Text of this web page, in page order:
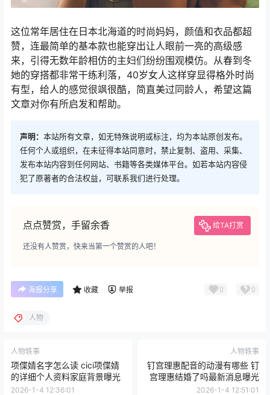
这位常年居住在日本北海道的时尚妈妈，颜值和衣品都超
赞，连最简单的基本款也能穿出让人眼前一亮的高级感
来，引得无数年龄相仿的主妇们纷纷围观模仿。从春到冬
她的穿搭都非常干练利落，40岁女人这样穿显得格外时尚
有型，给人的感觉很飒很酷，简直美过同龄人，希望这篇
文章对你有所启发和帮助。
声明： 本站所有文章，如无特殊说明或标注，均为本站原创发布。
任何个人或组织，在未征得本站同意时，禁止复制、盗用、采集、
发布本站内容到任何网站、书籍等各类媒体平台。如若本站内容侵
犯了原著者的合法权益，可联系我们进行处理。
点点赞赏，手留余香 给TA打赏
还没有人赞赏，快来当第一个赞赏的人吧！
海报分享 收藏 举报 0 0
人物
人物轶事
项偞婧名字怎么读 cici项偞婧
的详细个人资料家庭背景曝光
2026-1-4 12:36:01
人物轶事
钉宫理惠配音的动漫有哪些 钉
宫理惠结婚了吗最新消息曝光
2026-1-4 12:51:01